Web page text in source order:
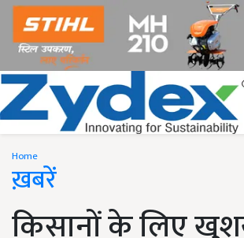
Home
ख़बरें
किसानों के लिए